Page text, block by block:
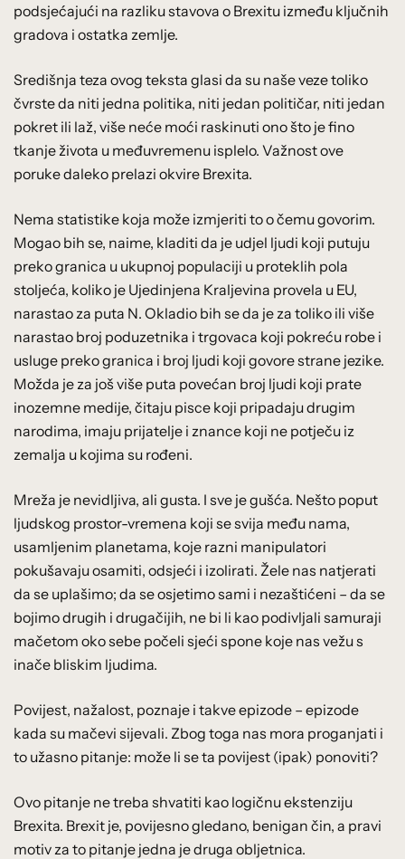
podsjećajući na razliku stavova o Brexitu između ključnih
gradova i ostatka zemlje.
Središnja teza ovog teksta glasi da su naše veze toliko
čvrste da niti jedna politika, niti jedan političar, niti jedan
pokret ili laž, više neće moći raskinuti ono što je fino
tkanje života u međuvremenu isplelo. Važnost ove
poruke daleko prelazi okvire Brexita.
Nema statistike koja može izmjeriti to o čemu govorim.
Mogao bih se, naime, kladiti da je udjel ljudi koji putuju
preko granica u ukupnoj populaciji u proteklih pola
stoljeća, koliko je Ujedinjena Kraljevina provela u EU,
narastao za puta N. Okladio bih se da je za toliko ili više
narastao broj poduzetnika i trgovaca koji pokreću robe i
usluge preko granica i broj ljudi koji govore strane jezike.
Možda je za još više puta povećan broj ljudi koji prate
inozemne medije, čitaju pisce koji pripadaju drugim
narodima, imaju prijatelje i znance koji ne potječu iz
zemalja u kojima su rođeni.
Mreža je nevidljiva, ali gusta. I sve je gušća. Nešto poput
ljudskog prostor-vremena koji se svija među nama,
usamljenim planetama, koje razni manipulatori
pokušavaju osamiti, odsjeći i izolirati. Žele nas natjerati
da se uplašimo; da se osjetimo sami i nezaštićeni – da se
bojimo drugih i drugačijih, ne bi li kao podivljali samuraji
mačetom oko sebe počeli sjeći spone koje nas vežu s
inače bliskim ljudima.
Povijest, nažalost, poznaje i takve epizode – epizode
kada su mačevi sijevali. Zbog toga nas mora proganjati i
to užasno pitanje: može li se ta povijest (ipak) ponoviti?
Ovo pitanje ne treba shvatiti kao logičnu ekstenziju
Brexita. Brexit je, povijesno gledano, benigan čin, a pravi
motiv za to pitanje jedna je druga obljetnica.